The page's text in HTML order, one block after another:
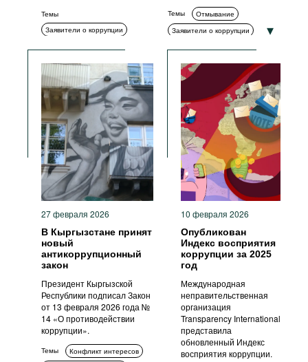
Темы
Заявители о коррупции
Социальный контекст
Темы
Отмывание
Заявители о коррупции
Комплаенс
Возврат активов
Коррупция в сфере
государственных закупок
Гражданское общество
Антикоррупционные органы
ИКТ
Меры ответственности
Антикоррупционные политики
и стратегии
27 февраля 2026
В Кыргызстане принят
новый
антикоррупционный
закон
Президент Кыргызской
Республики подписал Закон
от 13 февраля 2026 года №
14 «О противодействии
коррупции».
Темы
Конфликт интересов
10 февраля 2026
Опубликован
Индекс восприятия
коррупции за 2025
год
Международная
неправительственная
организация
Transparency International
представила
обновленный Индекс
восприятия коррупции.